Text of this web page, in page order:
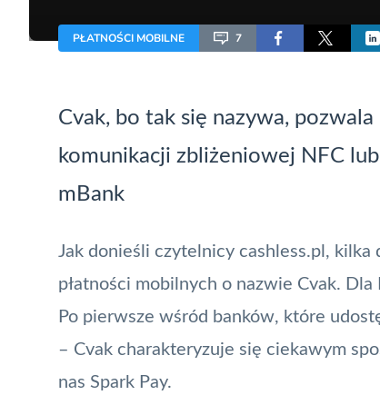
PŁATNOŚCI MOBILNE 7
Cvak, bo tak się nazywa,
komunikacji zbliżeniowej NFC
mBank
Jak donieśli czytelnicy cashless.pl,
płatności mobilnych o nazwie Cvak.
Po pierwsze wśród banków, które
– Cvak charakteryzuje się ciekawym
nas Spark Pay.